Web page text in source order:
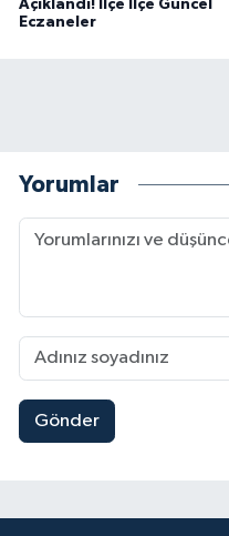
Açıklandı! İlçe İlçe Güncel
Eczaneler
Yorumlar
Gönder